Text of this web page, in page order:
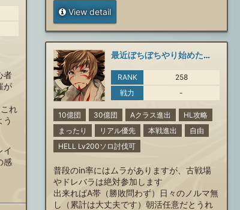
View detail
者
が
れ
う
イ
感
最近ぼちぼちやり始めた復帰勢です
RANK
258
戦力
-
10億団 30億団 Aクラス進出
HL攻略
まったり
リアル優先 本戦進出
自由
HELL Lv200ソロ討伐可
普段のin率にはムラがありますが、古戦場
やドレバラは絶対参加します
出来ればA帯（勝敗問わず）日々のノルマ無
し（累計は大丈夫です）朝活任意だとうれ